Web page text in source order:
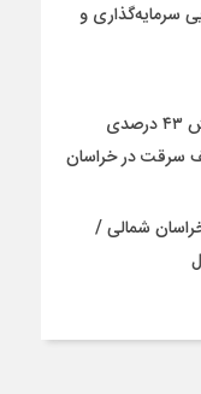
سرمایه‌گذاری و
امنیت مردم خط قرمز پلیس است/ افزایش ۴۳ درصدی
۶۸ درصدی کشف سرقت در خراسان
خراسان شمالی /